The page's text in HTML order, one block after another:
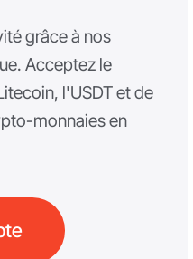
grâce à nos
Acceptez le
l'USDT et de
monnaies en